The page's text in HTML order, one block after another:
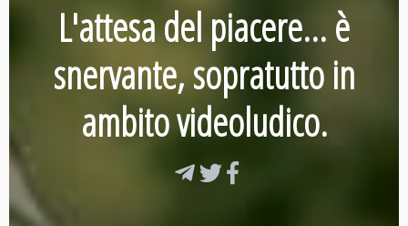
L'attesa del piacere... è
snervante, sopratutto in
ambito videoludico.